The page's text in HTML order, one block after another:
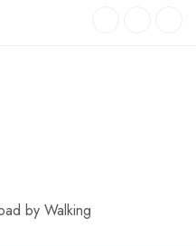
by Walking